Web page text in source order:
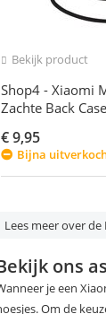
Bekijk product
Shop4 - Xiaomi
Zachte Back
€9,95
Bijna
Lees meer over de
ons
je een
Om de